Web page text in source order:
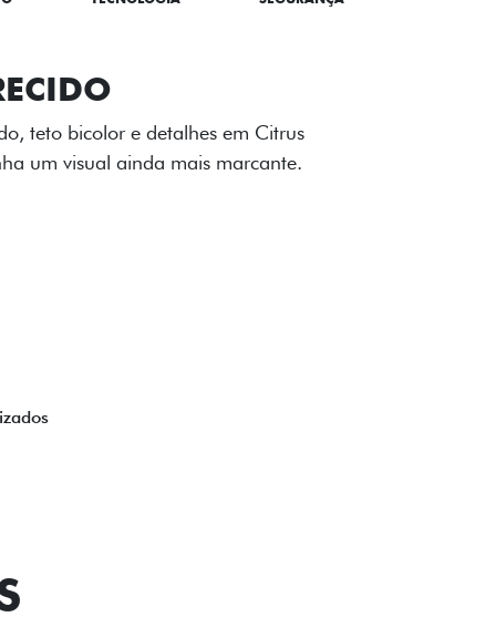
e nas laterais reforçam a identidade
comemorativa.